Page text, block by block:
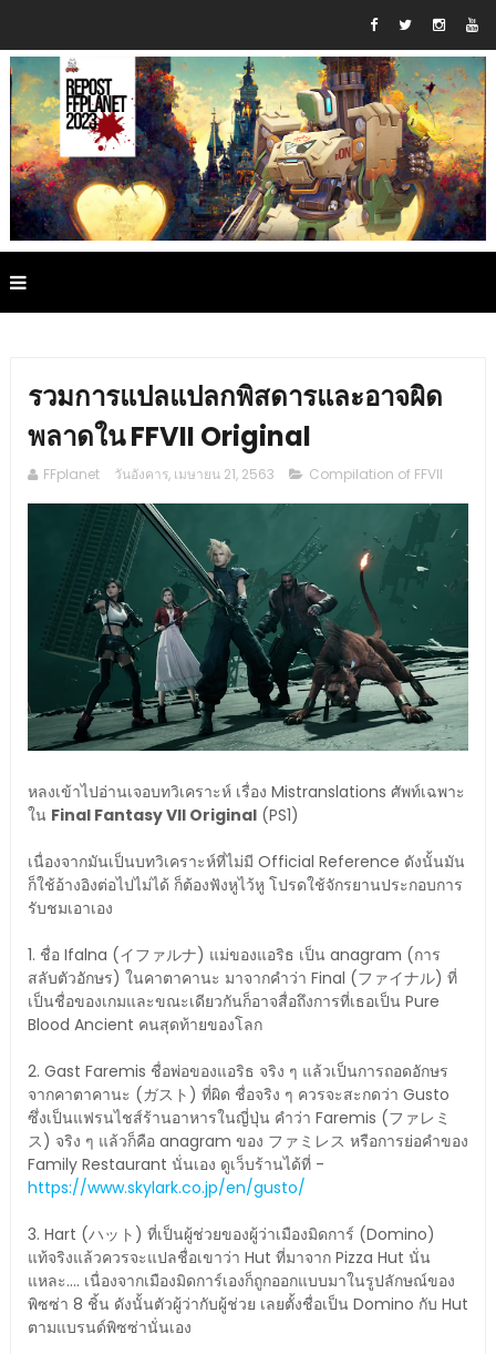
รวมการแปลแปลกพิสดารและอาจผิด
พลาดใน FFVII Original
FFplanet วันอังคาร, เมษายน 21, 2563 Compilation of FFVII
หลงเข้าไปอ่านเจอบทวิเคราะห์ เรื่อง Mistranslations ศัพท์เฉพาะ
ใน Final Fantasy VII Original(PS1)
เนื่องจากมันเป็นบทวิเคราะห์ที่ไม่มี Official Reference ดังนั้นมัน
ก็ใช้อ้างอิงต่อไปไม่ได้ ก็ต้องฟังหูไว้หู โปรดใช้จักรยานประกอบการ
รับชมเอาเอง
1. ชื่อ Ifalna (イファルナ) แม่ของแอริธ เป็น anagram (การ
สลับตัวอักษร) ในคาตาคานะ มาจากคำว่า Final (ファイナル) ที่
เป็นชื่อของเกมและขณะเดียวกันก็อาจสื่อถึงการที่เธอเป็น Pure
Blood Ancient คนสุดท้ายของโลก
2. Gast Faremis ชื่อพ่อของแอริธ จริง ๆ แล้วเป็นการถอดอักษร
จากคาตาคานะ (ガスト) ที่ผิด ชื่อจริง ๆ ควรจะสะกดว่า Gusto
ซึ่งเป็นแฟรนไชส์ร้านอาหารในญี่ปุ่น คำว่า Faremis (ファレミ
ス) จริง ๆ แล้วก็คือ anagram ของ ファミレス หรือการย่อคำของ
Family Restaurant นั่นเอง ดูเว็บร้านได้ที่ -
https://www.skylark.co.jp/en/gusto/
3. Hart (ハット) ที่เป็นผู้ช่วยของผู้ว่าเมืองมิดการ์ (Domino)
แท้จริงแล้วควรจะแปลชื่อเขาว่า Hut ที่มาจาก Pizza Hut นั่น
แหละ.... เนื่องจากเมืองมิดการ์เองก็ถูกออกแบบมาในรูปลักษณ์ของ
พิซซ่า 8 ชิ้น ดังนั้นตัวผู้ว่ากับผู้ช่วย เลยตั้งชื่อเป็น Domino กับ Hut
ตามแบรนด์พิซซ่านั่นเอง